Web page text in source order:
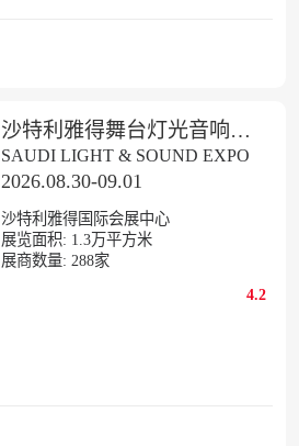
沙特利雅得舞台灯光音响展览会SLS
SAUDI LIGHT & SOUND EXPO
2026.08.30-09.01
沙特利雅得国际会展中心
展览面积: 1.3万平方米
展商数量: 288家
4.2